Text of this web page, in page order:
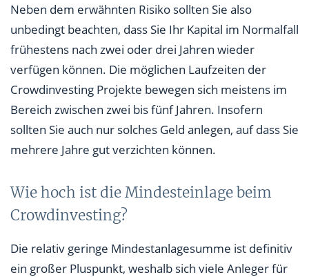
Neben dem erwähnten Risiko sollten Sie also
unbedingt beachten, dass Sie Ihr Kapital im Normalfall
frühestens nach zwei oder drei Jahren wieder
verfügen können. Die möglichen Laufzeiten der
Crowdinvesting Projekte bewegen sich meistens im
Bereich zwischen zwei bis fünf Jahren. Insofern
sollten Sie auch nur solches Geld anlegen, auf dass Sie
mehrere Jahre gut verzichten können.
Wie hoch ist die Mindesteinlage beim
Crowdinvesting?
Die relativ geringe Mindestanlagesumme ist definitiv
ein großer Pluspunkt, weshalb sich viele Anleger für